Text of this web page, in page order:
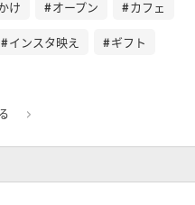
け オープン カフェ
インスタ映え ギフト